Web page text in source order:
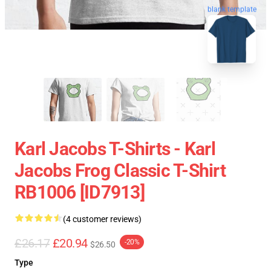
blank template
Karl Jacobs T-Shirts - Karl
Jacobs Frog Classic T-Shirt
RB1006 [ID7913]
(4 customer reviews)
£26.17 £20.94 $26.50 -20%
Type